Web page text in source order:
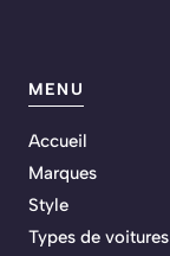
MENU
Accueil
Marques
Style
Types de voitures